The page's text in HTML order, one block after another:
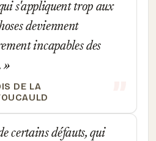
s'appliquent trop aux
deviennent
incapables des
DE LA
certains défauts, qui